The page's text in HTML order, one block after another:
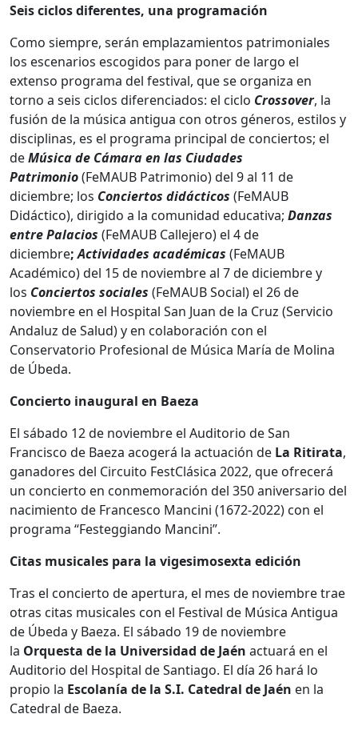
Seis ciclos diferentes, una programación
Como siempre, serán emplazamientos patrimoniales
los escenarios escogidos para poner de largo el
extenso programa del festival, que se organiza en
torno a seis ciclos diferenciados: el ciclo Crossover, la
fusión de la música antigua con otros géneros, estilos y
disciplinas, es el programa principal de conciertos; el
deMúsica de Cámara en las Ciudades
Patrimonio(FeMAUB Patrimonio) del 9 al 11 de
diciembre; los Conciertos didácticos (FeMAUB
Didáctico), dirigido a la comunidad educativa; Danzas
entre Palacios (FeMAUB Callejero) el 4 de
diciembre;Actividades académicas (FeMAUB
Académico) del 15 de noviembre al 7 de diciembre y
los Conciertos sociales (FeMAUB Social) el 26 de
noviembre en el Hospital San Juan de la Cruz (Servicio
Andaluz de Salud) y en colaboración con el
Conservatorio Profesional de Música María de Molina
de Úbeda.
Concierto inaugural en Baeza
El sábado 12 de noviembre el Auditorio de San
Francisco de Baeza acogerá la actuación de La Ritirata,
ganadores del Circuito FestClásica 2022, que ofrecerá
un concierto en conmemoración del 350 aniversario del
nacimiento de Francesco Mancini (1672-2022) con el
programa “Festeggiando Mancini”.
Citas musicales para la vigesimosexta edición
Tras el concierto de apertura, el mes de noviembre trae
otras citas musicales con el Festival de Música Antigua
de Úbeda y Baeza. El sábado 19 de noviembre
la Orquesta de la Universidad de Jaén actuará en el
Auditorio del Hospital de Santiago. El día 26 hará lo
propio la Escolanía de la S.I. Catedral de Jaén en la
Catedral de Baeza.